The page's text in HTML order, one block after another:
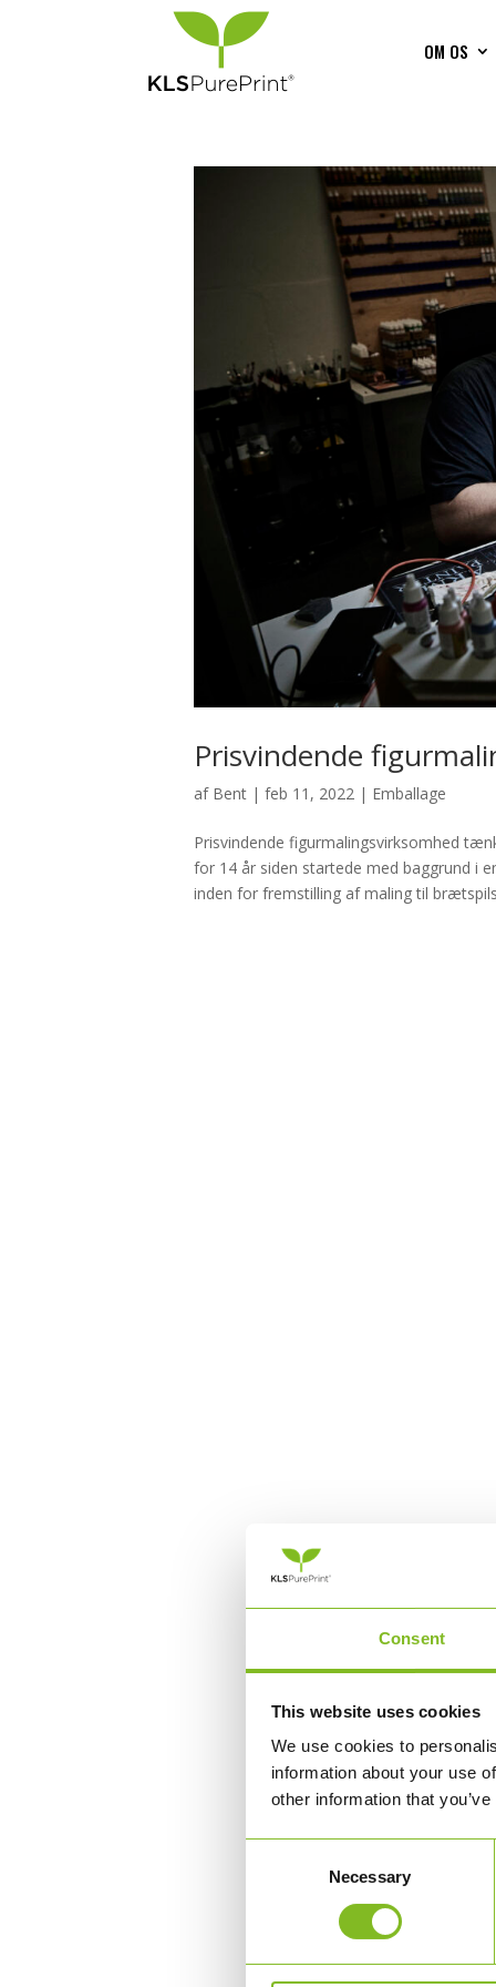
Consent
This website uses cookies
We use cookies to
information about your use
other information that
Necessary
OM OS
Prisvindende
af Bent| feb 11, 2022| Emballage
Prisvindende figurmalingsvirksomhed
for 14 år siden startede med baggrund i
inden for fremstilling af maling til